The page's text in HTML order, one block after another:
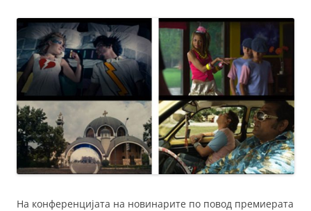
На конференцијата на новинарите по повод премиерата